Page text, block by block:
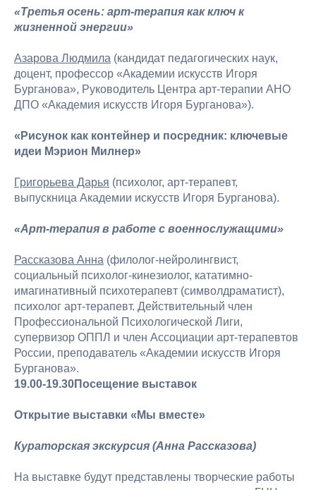
«Третья осень: арт-терапия как ключ к
жизненной энергии»
Азарова Людмила (кандидат педагогических наук,
доцент, профессор «Академии искусств Игоря
Бурганова», Руководитель Центра арт-терапии АНО
ДПО «Академия искусств Игоря Бурганова»).
«Рисунок как контейнер и посредник: ключевые
идеи Мэрион Милнер»
Григорьева Дарья (психолог, арт-терапевт,
выпускница Академии искусств Игоря Бурганова).
«Арт-терапия в работе с военнослужащими»
Рассказова Анна (филолог-нейролингвист,
социальный психолог-кинезиолог, кататимно-
имагинативный психотерапевт (символдраматист),
психолог арт-терапевт. Действительный член
Профессиональной Психологической Лиги,
супервизор ОППЛ и член Ассоциации арт-терапевтов
России, преподаватель «Академии искусств Игоря
Бурганова».
19.00-19.30Посещение выставок
Открытие выставки «Мы вместе»
Кураторская экскурсия (Анна Рассказова)
На выставке будут представлены творческие работы